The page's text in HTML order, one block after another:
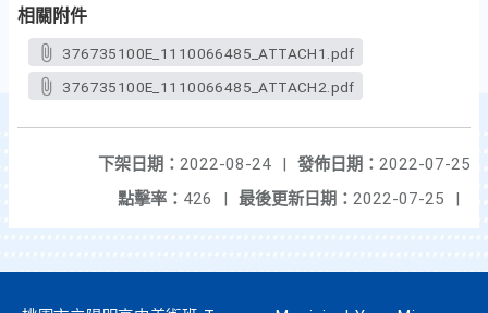
相關附件
376735100E_1110066485_ATTACH1.pdf
376735100E_1110066485_ATTACH2.pdf
發佈日期： 2022-07-25
下架日期： 2022-08-24
|
最後更新日期： 2022-07-25 |
點擊率： 426 |